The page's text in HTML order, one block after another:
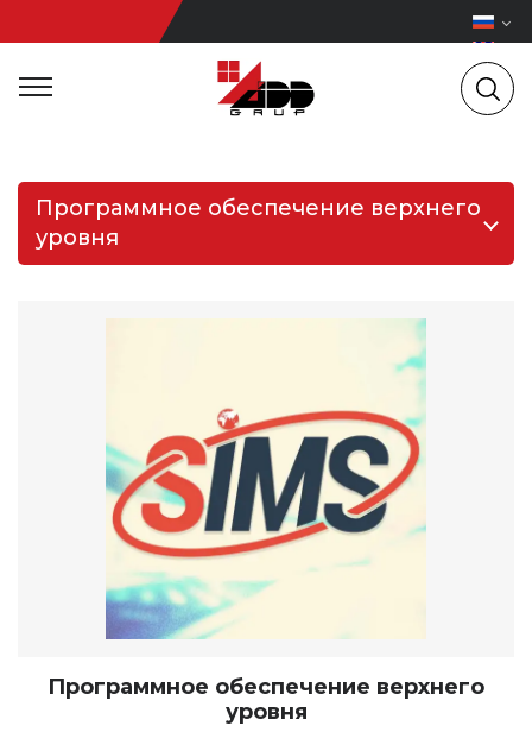
Программное обеспечение верхнего
уровня
Программное обеспечение верхнего
уровня